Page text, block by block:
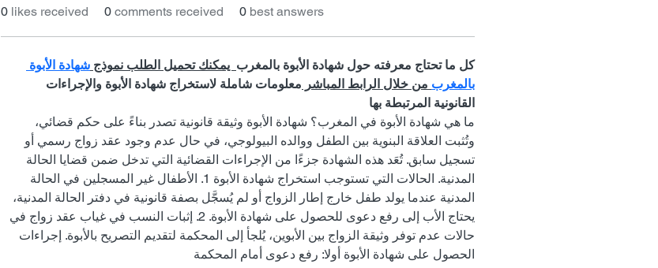
0 likes received 0 comments received 0 best answers
كل ما تحتاج معرفته حول شهادة الأبوة بالمغرب يمكنك تحميل الطلب نموذج شهادة الأبوة
بالمغرب من خلال الرابط المباشر معلومات شاملة لاستخراج شهادة الأبوة والإجراءات
القانونية المرتبطة بها
ما هي شهادة الأبوة في المغرب؟ شهادة الأبوة وثيقة قانونية تصدر بناءً على حكم قضائي،
وتُثبت العلاقة البنوية بين الطفل ووالده البيولوجي، في حال عدم وجود عقد زواج رسمي أو
تسجيل سابق. تُعَد هذه الشهادة جزءًا من الإجراءات القضائية التي تدخل ضمن قضايا الحالة
المدنية. الحالات التي تستوجب استخراج شهادة الأبوة 1. الأطفال غير المسجلين في الحالة
المدنية عندما يولد طفل خارج إطار الزواج أو لم يُسجَّل بصفة قانونية في دفتر الحالة المدنية،
يحتاج الأب إلى رفع دعوى للحصول على شهادة الأبوة. 2. إثبات النسب في غياب عقد زواج في
حالات عدم توفر وثيقة الزواج بين الأبوين، يُلجأ إلى المحكمة لتقديم التصريح بالأبوة. إجراءات
الحصول على شهادة الأبوة أولا: رفع دعوى أمام المحكمة